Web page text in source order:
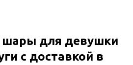
для девушки
с доставкой в